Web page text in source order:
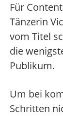
Für
Tänzerin
vom Titel
die
Publikum.
Um bei
Schritten